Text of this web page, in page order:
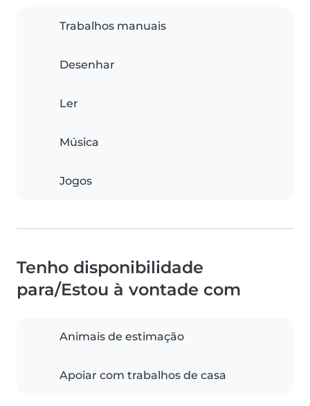
Trabalhos manuais
Desenhar
Ler
Música
Jogos
Tenho disponibilidade
para/Estou à vontade com
Animais de estimação
Apoiar com trabalhos de casa